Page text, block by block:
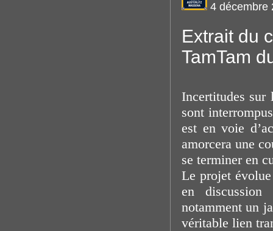
4 décembre
Extrait du
TamTam
Incertitudes sur
sont
est en voie
amorcera une
se terminer en
Le projet
en
notamment un
véritable lien